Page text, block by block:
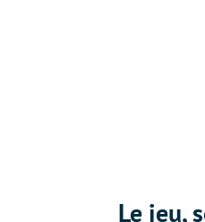
Le jeu,